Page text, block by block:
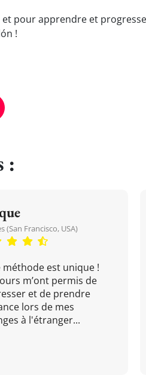
pour apprendre et
!
:
(San Francisco, USA)
méthode est unique !
m’ont permis de
et de prendre
lors de mes
à l'étranger...